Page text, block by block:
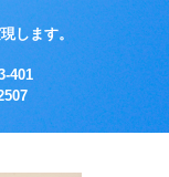
します。
401